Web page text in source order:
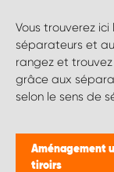
Vous trouverez
séparateurs et
rangez et
grâce aux
selon le sens de
Aménagement
tiroirs